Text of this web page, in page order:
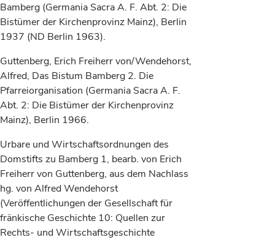
Bamberg (Germania Sacra A. F. Abt. 2: Die
Bistümer der Kirchenprovinz Mainz), Berlin
1937 (ND Berlin 1963).
Guttenberg, Erich Freiherr von/Wendehorst,
Alfred, Das Bistum Bamberg 2. Die
Pfarreiorganisation (Germania Sacra A. F.
Abt. 2: Die Bistümer der Kirchenprovinz
Mainz), Berlin 1966.
Urbare und Wirtschaftsordnungen des
Domstifts zu Bamberg 1, bearb. von Erich
Freiherr von Guttenberg, aus dem Nachlass
hg. von Alfred Wendehorst
(Veröffentlichungen der Gesellschaft für
fränkische Geschichte 10: Quellen zur
Rechts- und Wirtschaftsgeschichte